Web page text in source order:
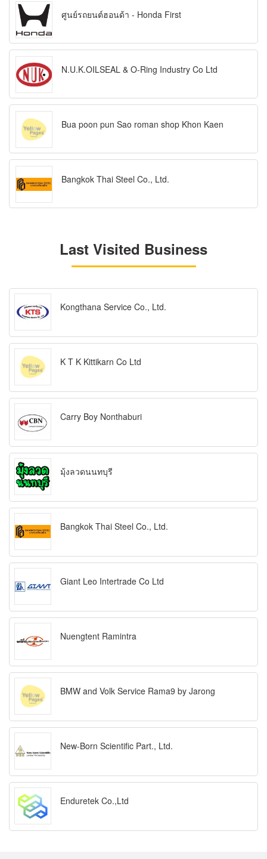
ศูนย์รถยนต์ฮอนด้า - Honda First
N.U.K.OILSEAL & O-Ring Industry Co Ltd
Bua poon pun Sao roman shop Khon Kaen
Bangkok Thai Steel Co., Ltd.
Last Visited Business
Kongthana Service Co., Ltd.
K T K Kittikarn Co Ltd
Carry Boy Nonthaburi
มุ้งลวดนนทบุรี
Bangkok Thai Steel Co., Ltd.
Giant Leo Intertrade Co Ltd
Nuengtent Ramintra
BMW and Volk Service Rama9 by Jarong
New-Born Scientific Part., Ltd.
Enduretek Co.,Ltd